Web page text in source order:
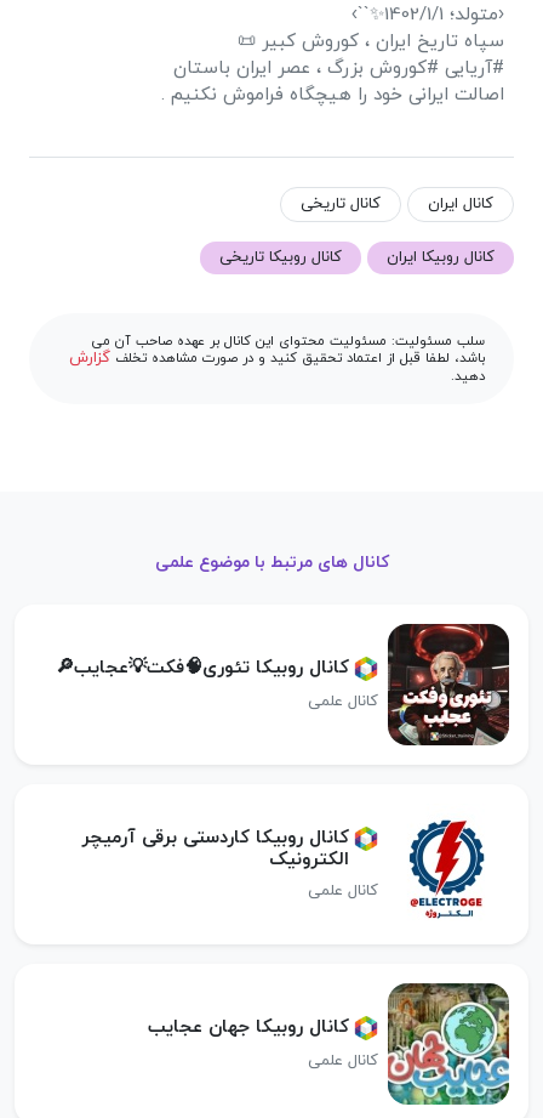
‹متولد؛ 1402/1/1✨``›
سپاه ‌تاریخ ایران ، کوروش کبیر 📜
#آریایی #کوروش بزرگ ، عصر ایران باستان
اصالت ایرانی خود را هیچگاه فراموش نکنیم ‌.
کانال ایران کانال تاریخی
کانال روبیکا ایران کانال روبیکا تاریخی
سلب مسئولیت: مسئولیت محتوای این کانال بر عهده صاحب آن می
باشد، لطفا قبل از اعتماد تحقیق کنید و در صورت مشاهده تخلف گزارش
دهید.
کانال های مرتبط با موضوع علمی
کانال روبیکا تئوری🧠فکت💡عجایب🔎
کانال علمی
کانال روبیکا کاردستی برقی آرمیچر
الکترونیک
کانال علمی
کانال روبیکا جهان عجایب
کانال علمی